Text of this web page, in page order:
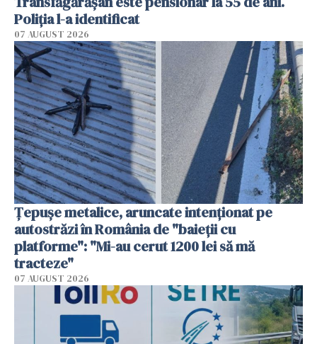
Poliția l-a identificat
07 AUGUST 2026
Țepușe metalice, aruncate intenționat pe
autostrăzi în România de "baieții cu
platforme": "Mi-au cerut 1200 lei să mă
tracteze"
07 AUGUST 2026